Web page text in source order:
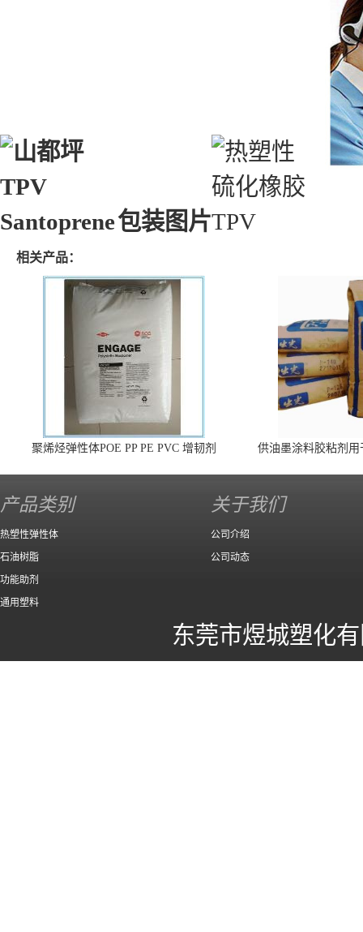
包装图片
相关产品：
聚烯烃弹性体POE PP PE PVC 增韧剂
供油墨涂料胶粘剂
产品类别
热塑性弹性体
石油树脂
功能助剂
通用塑料
关于我们
公司介绍
公司动态
东莞市煜城塑化